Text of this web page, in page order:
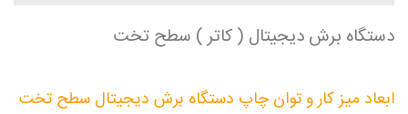
دستگاه برش دیجیتال ( کاتر ) سطح تخت
ابعاد میز کار و توان چاپ دستگاه برش دیجیتال سطح تخت